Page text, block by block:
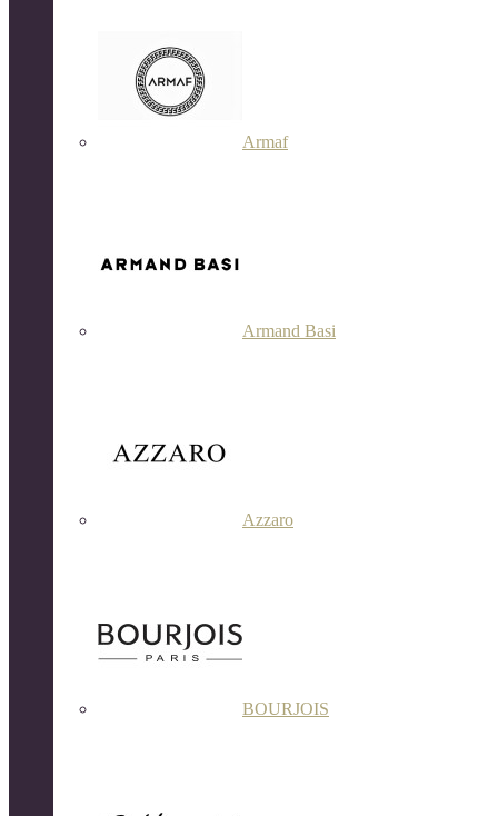
Armaf
Armand Basi
Azzaro
BOURJOIS